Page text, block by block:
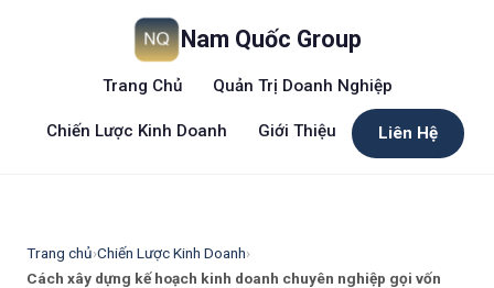
Nam Quốc Group
Trang Chủ Quản Trị Doanh Nghiệp
Chiến Lược Kinh Doanh Giới Thiệu Liên Hệ
Trang chủ›Chiến Lược Kinh Doanh›
Cách xây dựng kế hoạch kinh doanh chuyên nghiệp gọi vốn